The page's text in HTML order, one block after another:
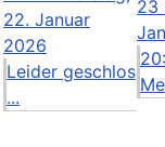
22. Januar
2026
Leider geschlos
...
23